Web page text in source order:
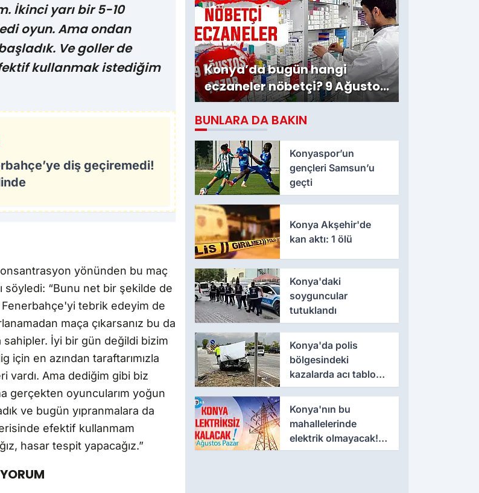
İkinci yarı bir 5-10
oyun. Ama ondan
Ve goller de
kullanmak istediğim
diş geçiremedi!
yönünden bu maç
söyledi: “Bunu net bir şekilde de
tebrik edeyim de
maça çıkarsanız bu da
İyi bir gün değildi bizim
için en azından taraftarımızla
vardı. Ama dediğim gibi biz
gerçekten oyuncularım yoğun
ve bugün yıpranmalara da
efektif kullanmam
hasar tespit yapacağız.”
Konya’da bugün hangi
eczaneler nöbetçi? 9 Ağustos
Pazar günü
BUNLARA DA BAKIN
Konyaspor’un
gençleri Samsun’u
geçti
Konya Akşehir'de
kan aktı: 1 ölü
Konya'daki
soyguncular
tutuklandı
Konya'da polis
bölgesindeki
kazalarda acı tablo
ortaya çıktı
Konya'nın bu
mahallelerinde
elektrik olmayacak! 9
Ağustos Pazar